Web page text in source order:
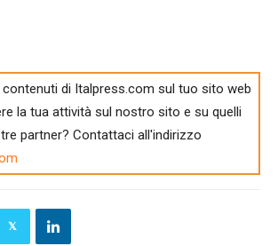
contenuti di Italpress.com sul tuo sito web
la tua attività sul nostro sito e su quelli
partner? Contattaci all'indirizzo